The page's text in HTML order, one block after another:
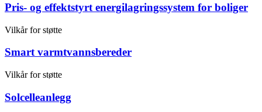
Pris- og effektstyrt energilagringssystem for boliger
Vilkår for støtte
Smart varmtvannsbereder
Vilkår for støtte
Solcelleanlegg